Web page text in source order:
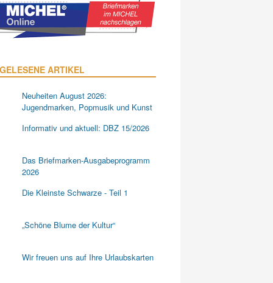
ARTIKEL
Neuheiten August 2026:
Jugendmarken, Popmusik und Kunst
Informativ und aktuell: DBZ 15/2026
Das Briefmarken-Ausgabeprogramm
2026
Die Kleinste Schwarze - Teil 1
„Schöne Blume der Kultur“
Wir freuen uns auf Ihre Urlaubskarten